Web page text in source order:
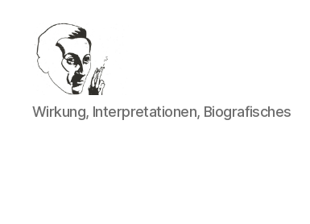
Walter
Mehring
Wirkung, Interpretationen, Biografisches